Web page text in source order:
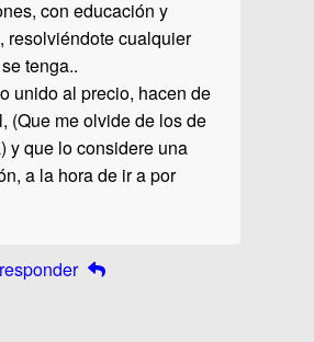
con educación y
resolviéndote cualquier
tenga..
unido al precio, hacen de
(Que me olvide de los de
y que lo considere una
a la hora de ir a por